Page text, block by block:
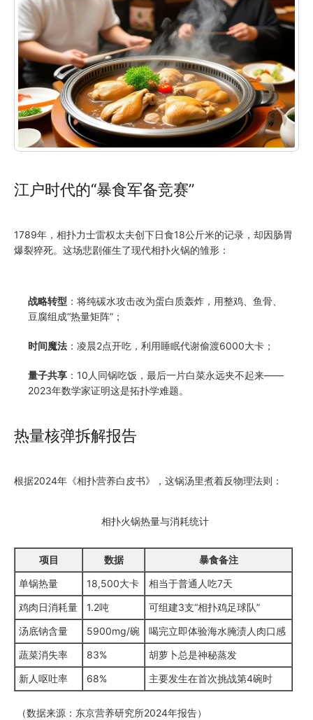
江户时代的“暴食军备竞赛”
1789年，相扑力士雷权太夫创下日食18公斤米的记录，却因肠胃
爆裂猝死。这场悲剧催生了现代相扑火锅的雏形：
战略转型 ：将纯碳水攻击改为蛋白质轰炸，用整鸡、鱼骨、
豆腐组成“热量矩阵”；
时间魔法 ：凌晨2点开吃，利用睡眠代谢偷渡6000大卡；
量子共享 ：10人同锅吃饭，最后一片白菜永远夹不起来——
2023年数学家证明这是拓扑学难题。
热量核弹拆解报告
根据2024年《相扑营养白皮书》，这锅汤里煮着反物理法则：
相扑火锅热量与消耗统计
项目 数据
暴食备注
单锅热量
18,500大卡
相当于普通人吃7天
鸡肉日消耗量
1.2吨
可组建3支“相扑鸡足球队”
汤底钠含量
5900mg/碗
喝完立即体验海水腌渍人肉口感
蔬菜消失率
83%
胡萝卜总是神秘蒸发
新人呕吐率
68% 主要发生在首次挑战第4碗时
（数据来源：东京营养研究所2024年报告）